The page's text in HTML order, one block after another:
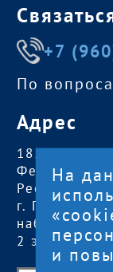
+7
По
Адрес
185000,
Федерация,
Республика
г.
наб.
2 этаж,
На
и